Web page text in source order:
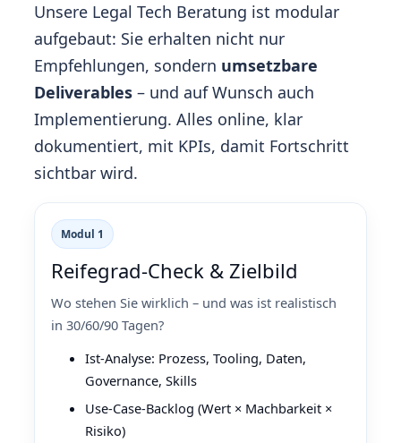
Unsere Legal Tech Beratung ist modular
aufgebaut: Sie erhalten nicht nur
Empfehlungen, sondern umsetzbare
Deliverables – und auf Wunsch auch
Implementierung. Alles online, klar
dokumentiert, mit KPIs, damit Fortschritt
sichtbar wird.
Modul 1
Reifegrad‑Check & Zielbild
Wo stehen Sie wirklich – und was ist realistisch
in 30/60/90 Tagen?
Ist‑Analyse: Prozess, Tooling, Daten,
Governance, Skills
Use‑Case‑Backlog (Wert × Machbarkeit ×
Risiko)